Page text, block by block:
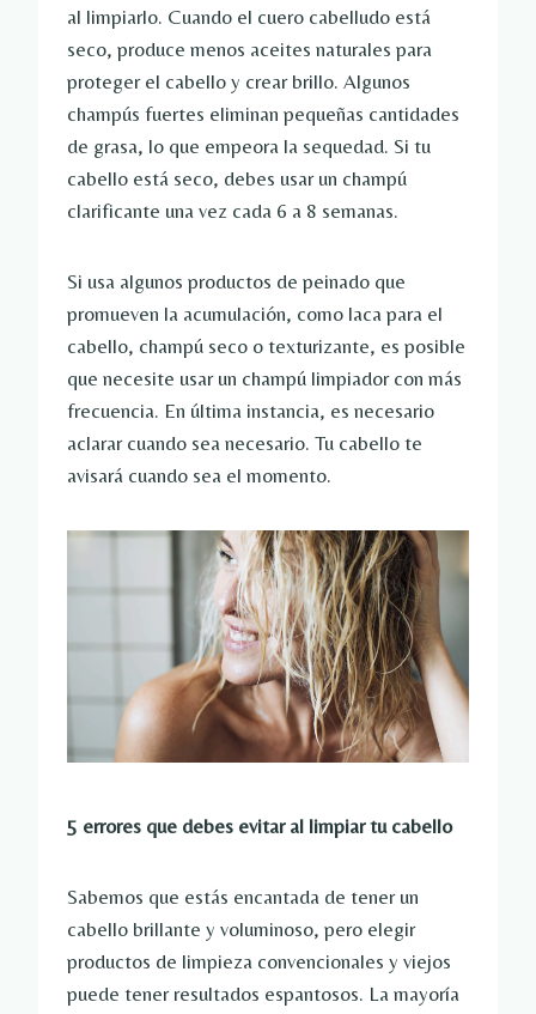
al limpiarlo. Cuando el cuero cabelludo está
seco, produce menos aceites naturales para
proteger el cabello y crear brillo. Algunos
champús fuertes eliminan pequeñas cantidades
de grasa, lo que empeora la sequedad. Si tu
cabello está seco, debes usar un champú
clarificante una vez cada 6 a 8 semanas.
Si usa algunos productos de peinado que
promueven la acumulación, como laca para el
cabello, champú seco o texturizante, es posible
que necesite usar un champú limpiador con más
frecuencia. En última instancia, es necesario
aclarar cuando sea necesario. Tu cabello te
avisará cuando sea el momento.
5 errores que debes evitar al limpiar tu cabello
Sabemos que estás encantada de tener un
cabello brillante y voluminoso, pero elegir
productos de limpieza convencionales y viejos
puede tener resultados espantosos. La mayoría